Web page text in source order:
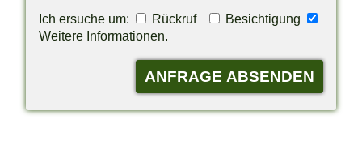
Ich ersuche um: Rückruf
Besichtigung
Weitere Informationen.